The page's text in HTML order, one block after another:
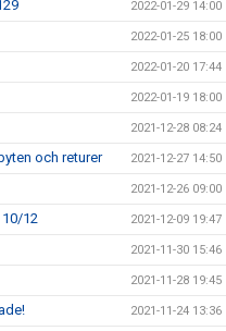
2022-01-29 14:00
2022-01-25 18:00
2022-01-20 17:44
2022-01-19 18:00
2021-12-28 08:24
och returer 2021-12-27 14:50
2021-12-26 09:00
10/12 2021-12-09 19:47
2021-11-30 15:46
2021-11-28 19:45
2021-11-24 13:36